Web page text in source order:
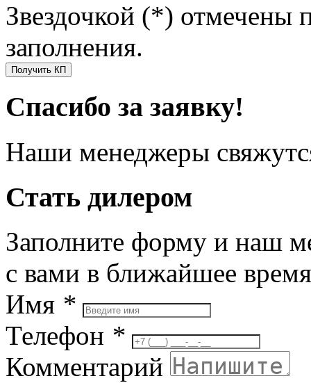
Звездочкой (*) отмечены
заполнения.
Получить КП
Спасибо за заявку!
Наши менеджеры
Стать дилером
Заполните форму и наш
с вами в ближайшее время
Имя *
Телефон *
Комментарий